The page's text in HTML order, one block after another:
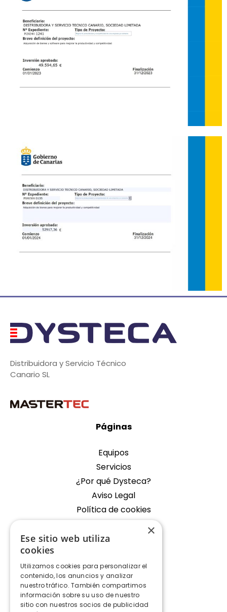
Distribuidora y Servicio Técnico
Canario SL
Páginas
Equipos
Servicios
¿Por qué Dysteca?
Aviso Legal
Política de cookies
Empresa
Contacto
Contacto
×
Ese sitio web utiliza
cookies
Utilizamos cookies para personalizar el
contenido, los anuncios y analizar
nuestro tráfico. También compartimos
información sobre su uso de nuestro
sitio con nuestros socios de publicidad